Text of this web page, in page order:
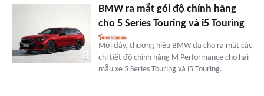
BMW ra mắt gói độ chính hãng
cho 5 Series Touring và i5 Touring
Mới đây, thương hiệu BMW đã cho ra mắt các
chi tiết độ chính hãng M Performance cho hai
mẫu xe 5 Series Touring và i5 Touring.